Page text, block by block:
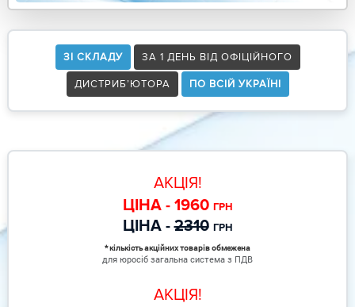
ЗІ СКЛАДУ ЗА 1 ДЕНЬ ВІД ОФІЦІЙНОГО
ДИСТРИБ’ЮТОРА ПО ВСІЙ УКРАЇНІ
АКЦІЯ!
ЦІНА - 1960 ГРН
ЦІНА -2310 ГРН
* кількість акційних товарів обмежена
для юросіб загальна система з ПДВ
АКЦІЯ!